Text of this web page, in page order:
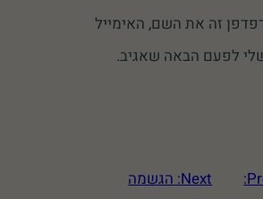
זה את השם, האימייל
לפעם הבאה שאגיב.
Next: הגשמה